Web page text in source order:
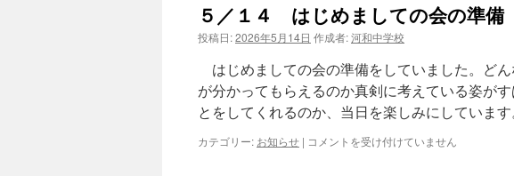
メ
リ
ハ
リ
を
大
事
（２
５／１４ はじめましての会の準備
投稿日:2026年5月14日 作成者:河和中学校
はじめましての会の準備をしていました。ど
が分かってもらえるのか真剣に考えている姿が
とをしてくれるのか、当日を楽しみにしています
カテゴリー: お知らせ | ５
コメントを受け付けていません